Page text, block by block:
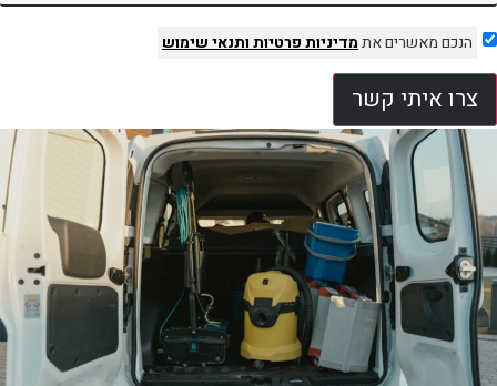
הנכם מאשרים אתמדיניות פרטיותותנאי שימוש
צרו איתי קשר